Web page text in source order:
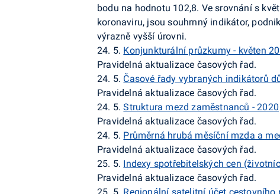
bodu na hodnotu 102,8. Ve srovnání s
koronaviru, jsou souhrnný indikátor,
výrazně vyšší úrovni.
24. 5. Konjunkturální průzkumy - květen
Pravidelná aktualizace časových řad.
24. 5. Časové řady vybraných indikátorů
Pravidelná aktualizace časových řad.
24. 5.Struktura mezd zaměstnanců - 2020
Pravidelná aktualizace časových řad.
24. 5. Průměrná hrubá měsíční mzda a
Pravidelná aktualizace časových řad.
25. 5. Indexy spotřebitelských cen
Pravidelná aktualizace časových řad.